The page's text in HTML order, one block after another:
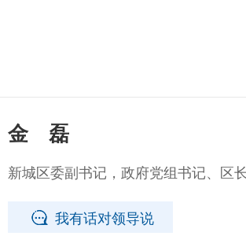
金 磊
新城区委副书记，政府党组书记、区
我有话对领导说